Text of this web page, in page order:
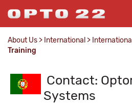
About Us > International >
Training
Contact:
Systems